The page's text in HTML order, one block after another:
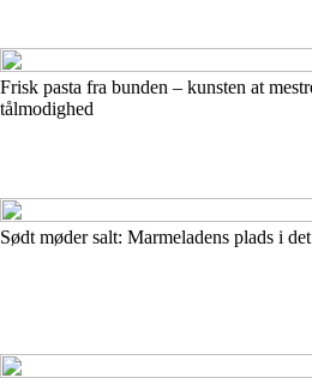
Frisk pasta fra bunden – kunsten at
tålmodighed
Sødt møder salt: Marmeladens plads i